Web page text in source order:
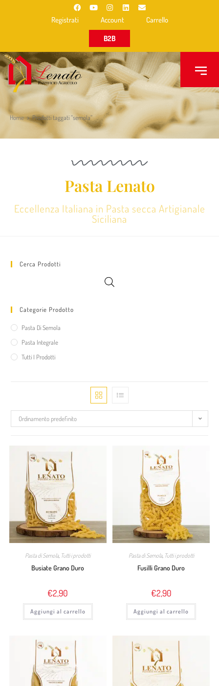
Registrati Account
Carrello
B2B
Home > Prodotti taggati “semola”
Pasta Lenato
Eccellenza Italiana in Pasta secca Artigianale
Siciliana
Cerca Prodotti
Categorie Prodotto
Pasta Di Semola
Pasta Integrale
Tutti I Prodotti
Ordinamento predefinito
Pasta di Semola, Tutti i prodotti
Busiate Grano Duro
€2,90
Aggiungi al carrello
Pasta di Semola, Tutti i prodotti
Fusilli Grano Duro
€2,90
Aggiungi al carrello